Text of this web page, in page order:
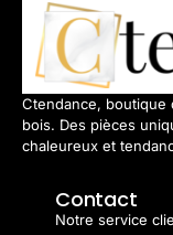
Ctendance, boutique
bois. Des pièces
chaleureux et
Contact
Notre service